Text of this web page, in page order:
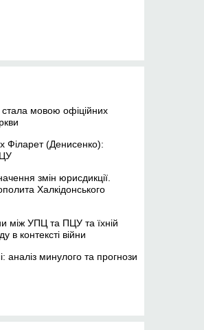
стала мовою офіційних
Філарет (Денисенко):
змін юрисдикції.
Халкідонського
між УПЦ та ПЦУ та їхній
в контексті війни
аналіз минулого та прогнози